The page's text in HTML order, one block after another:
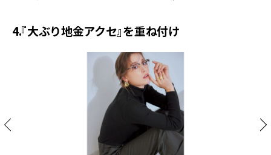
4.『大ぶり地金アクセ』を重ね付け